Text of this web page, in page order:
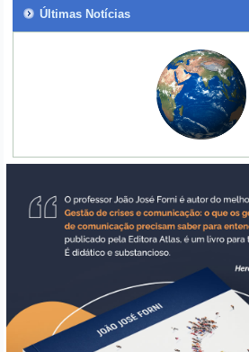
Últimas Notícias